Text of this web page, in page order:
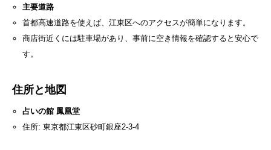
主要道路
首都高速道路を使えば、江東区へのアクセスが簡単になります。
商店街近くには駐車場があり、事前に空き情報を確認すると安心で
す。
住所と地図
占いの館 鳳凰堂
住所: 東京都江東区砂町銀座2-3-4